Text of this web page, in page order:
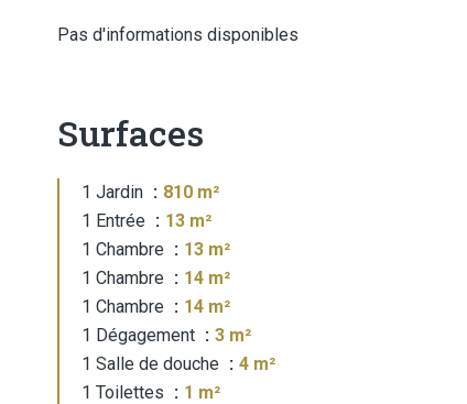
Pas d'informations disponibles
Surfaces
1 Jardin
810 m²
1 Entrée
13 m²
1 Chambre
13 m²
1 Chambre
14 m²
1 Chambre
14 m²
1 Dégagement
3 m²
1 Salle de douche
4 m²
1 Toilettes
1 m²